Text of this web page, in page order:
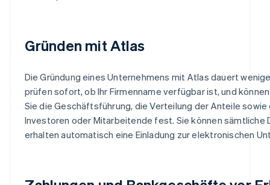
Gründen mit Atlas
Die Gründung eines Unternehmens mit Atlas dauert
prüfen sofort, ob Ihr Firmenname verfügbar ist, und
Sie die Geschäftsführung, die Verteilung der Anteile
Investoren oder Mitarbeitende fest. Sie können
erhalten automatisch eine Einladung zur elektronischen